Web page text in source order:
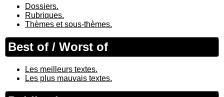
Dossiers.
Rubriques.
Thèmes et sous-thèmes.
Best of / Worst of
Les meilleurs textes.
Les plus mauvais textes.